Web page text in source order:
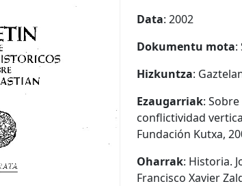
Data: 2002
Dokumentu mota:
Hizkuntza:
Ezaugarriak:
conflictividad
Fundación Kutxa,
Oharrak: Historia.
Francisco Xavier